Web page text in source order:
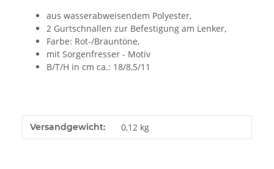
aus wasserabweisendem Polyester,
2 Gurtschnallen zur Befestigung am Lenker,
Farbe: Rot-/Brauntöne,
mit Sorgenfresser - Motiv
B/T/H in cm ca.: 18/8,5/11
Versandgewicht: 0,12 kg